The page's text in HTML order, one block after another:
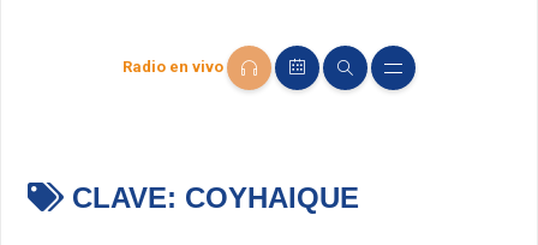
Radio en vivo
CLAVE: COYHAIQUE